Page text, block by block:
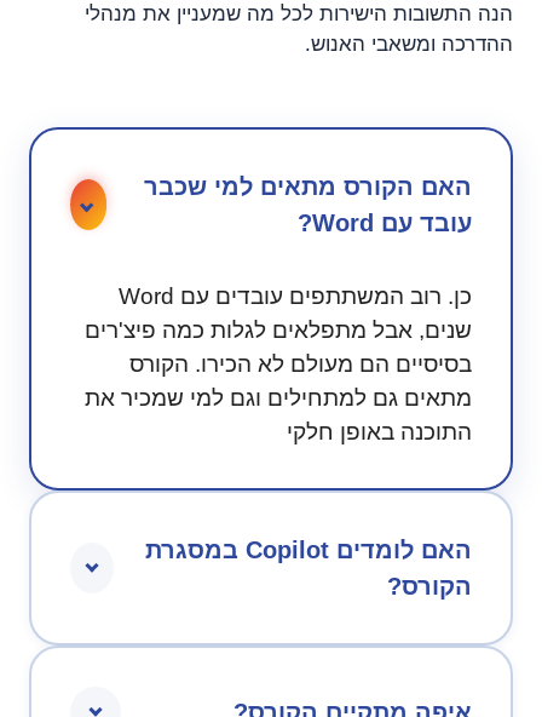
הנה התשובות הישירות לכל מה שמעניין את מנהלי
ההדרכה ומשאבי האנוש.
האם הקורס מתאים למי שכבר
עובד עם Word?
כן. רוב המשתתפים עובדים עם Word
שנים, אבל מתפלאים לגלות כמה פיצ'רים
בסיסיים הם מעולם לא הכירו. הקורס
מתאים גם למתחילים וגם למי שמכיר את
התוכנה באופן חלקי
האם לומדים Copilot במסגרת
הקורס?